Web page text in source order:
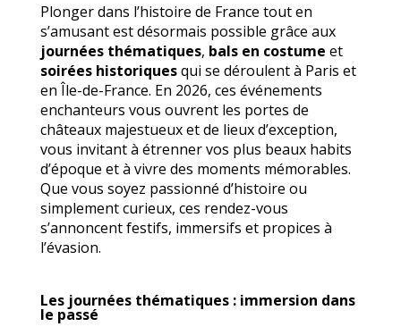
Plonger dans l’histoire de France tout en
s’amusant est désormais possible grâce aux
journées thématiques, bals en costume et
soirées historiquesqui se déroulent à Paris et
en Île-de-France. En 2026, ces événements
enchanteurs vous ouvrent les portes de
châteaux majestueux et de lieux d’exception,
vous invitant à étrenner vos plus beaux habits
d’époque et à vivre des moments mémorables.
Que vous soyez passionné d’histoire ou
simplement curieux, ces rendez-vous
s’annoncent festifs, immersifs et propices à
l’évasion.
Les journées thématiques : immersion dans
le passé